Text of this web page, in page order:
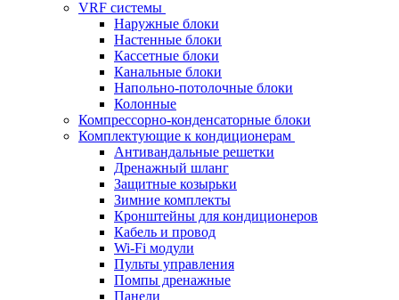
VRF системы
Наружные блоки
Настенные блоки
Кассетные блоки
Канальные блоки
Напольно-потолочные блоки
Колонные
Компрессорно-конденсаторные блоки
Комплектующие к кондиционерам
Антивандальные решетки
Дренажный шланг
Защитные козырьки
Зимние комплекты
Кронштейны для кондиционеров
Кабель и провод
Wi-Fi модули
Пульты управления
Помпы дренажные
Панели